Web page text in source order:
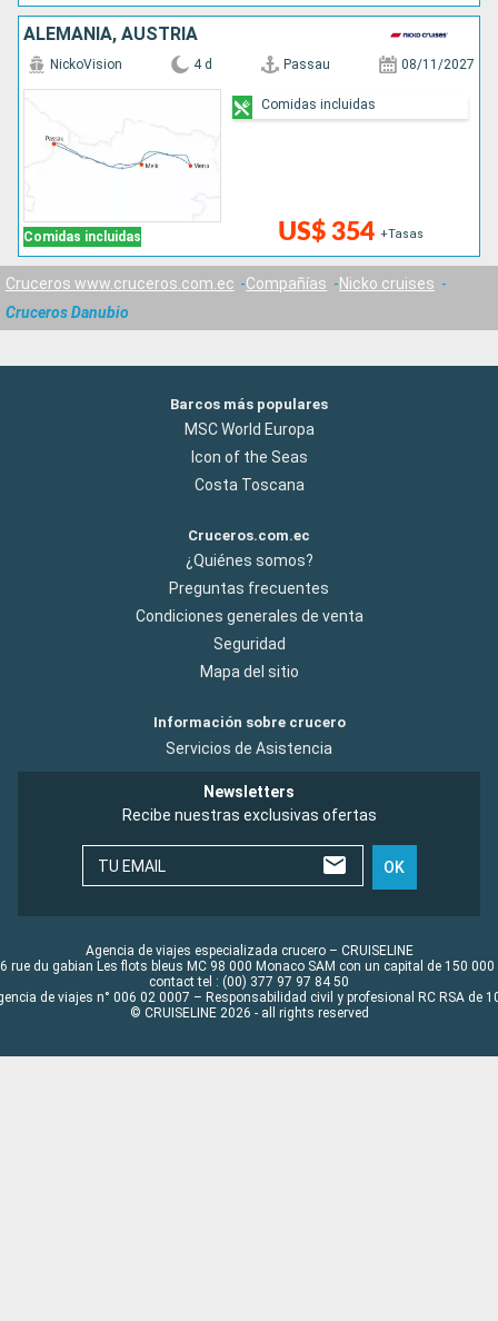
ALEMANIA, AUSTRIA
Comidas incluidas
NickoVision 4 d Passau 08/11/2027
US$ 354 +Tasas
Comidas incluidas
Cruceros www.cruceros.com.ec Compañías
Nicko cruises
Cruceros Danubio
Barcos más populares
MSC World Europa
Icon of the Seas
Costa Toscana
Cruceros.com.ec
¿Quiénes somos?
Preguntas frecuentes
Condiciones generales de venta
Seguridad
Mapa del sitio
Información sobre crucero
Servicios de Asistencia
Newsletters
Recibe nuestras exclusivas ofertas
TU EMAIL OK
Agencia de viajes especializada crucero – CRUISELINE
rue du gabian Les flots bleus MC 98 000 Monaco SAM con un capital de 150 000
contact tel : (00) 377 97 97 84 50
de viajes n° 006 02 0007 – Responsabilidad civil y profesional RC RSA de
© CRUISELINE 2026 - all rights reserved